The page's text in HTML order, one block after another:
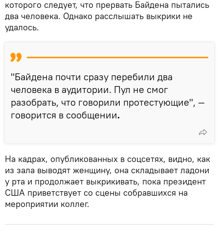
которого следует, что прервать Байдена пытались
два человека. Однако расслышать выкрики не
удалось.
"Байдена почти сразу перебили два
человека в аудитории. Пул не смог
разобрать, что говорили протестующие", —
говорится в сообщении.
На кадрах, опубликованных в соцсетях, видно, как
из зала выводят женщину, она складывает ладони
у рта и продолжает выкрикивать, пока президент
США приветствует со сцены собравшихся на
мероприятии коллег.